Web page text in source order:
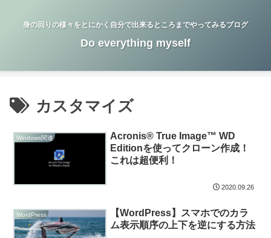
身の回りの様々をとにかく自分で出来るところまでやってみるブログ
Do everything myself
カスタマイズ
Windows関連
Acronis® True Image™ WD
Editionを使ってクローン作成！
これは超便利！
2020.09.26
WordPress
【WordPress】スマホでのカラ
ム表示順序の上下を逆にする方法